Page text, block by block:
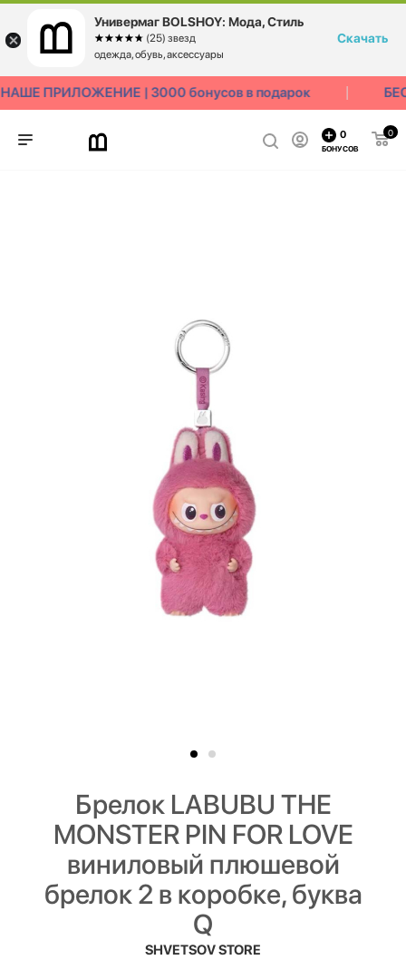
ПРИЛОЖЕНИЕ | 3000 бонусов в подарок
0
0
БОНУСОВ
Брелок LABUBU THE
MONSTER PIN FOR LOVE
виниловый плюшевой
брелок 2 в коробке, буква
Q
SHVETSOV STORE
Универмаг BOLSHOY: Мода, Стиль
☆☆☆☆☆
★★★★★ (25) звезд
одежда, обувь, аксессуары
Скачать